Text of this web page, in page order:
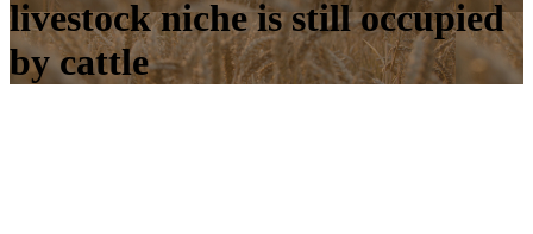
livestock niche is still occupied
by cattle